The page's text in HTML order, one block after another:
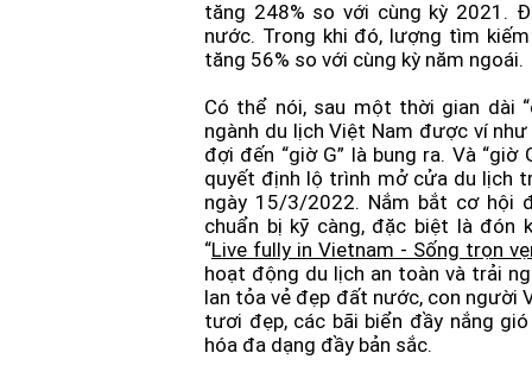
tăng 248% so với cùng kỳ 2021.
nước. Trong khi đó, lượng tìm
tăng 56% so với cùng kỳ năm ngoái.
Có thể nói, sau một thời gian dài
ngành du lịch Việt Nam được ví
đợi đến “giờ G” là bung ra. Và
quyết định lộ trình mở cửa du lịch
ngày 15/3/2022. Nắm bắt cơ hội
chuẩn bị kỹ càng, đặc biệt là đón
“Live fully in Vietnam - Sống trọn
hoạt động du lịch an toàn và trải
lan tỏa vẻ đẹp đất nước, con người
tươi đẹp, các bãi biển đầy nắng
hóa đa dạng đầy bản sắc.